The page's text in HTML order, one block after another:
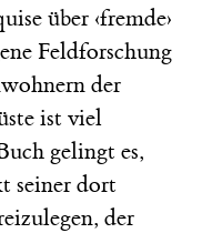
über ‹fremde›
Feldforschung
der
ist viel
gelingt es,
seiner dort
der